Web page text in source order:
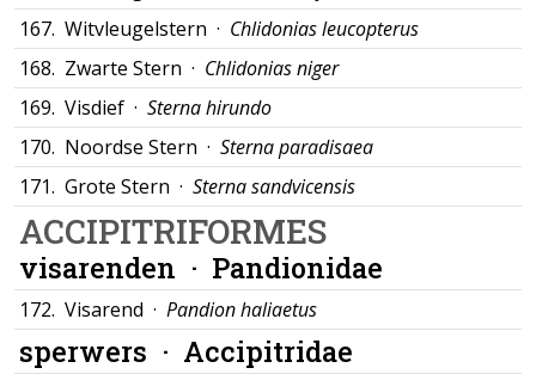
167. Witvleugelstern · Chlidonias leucopterus
168. Zwarte Stern · Chlidonias niger
169. Visdief · Sterna hirundo
170. Noordse Stern · Sterna paradisaea
171. Grote Stern · Sterna sandvicensis
ACCIPITRIFORMES
visarenden · Pandionidae
172. Visarend · Pandion haliaetus
sperwers · Accipitridae